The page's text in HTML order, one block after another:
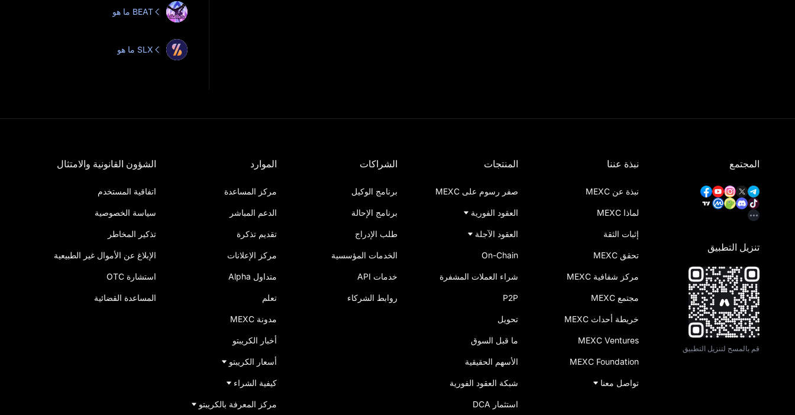
ما هو BEAT
ما هو SLX
المجتمع
تنزيل التطبيق
قم بالمسح لتنزيل التطبيق
نبذة عننا
نبذة عن MEXC
لماذا MEXC
إثبات الثقة
تحقق MEXC
مركز شفافية MEXC
مجتمع MEXC
خريطة أحداث MEXC
MEXC Ventures
MEXC Foundation
تواصل معنا
المنتجات
صفر رسوم على MEXC
العقود الفورية
العقود الآجلة
On-Chain
شراء العملات المشفرة
P2P
تحويل
ما قبل السوق
الأسهم الحقيقية
شبكة العقود الفورية
استثمار DCA
الشراكات
برنامج الوكيل
برنامج الإحالة
طلب الإدراج
الخدمات المؤسسية
خدمات API
روابط الشركاء
الموارد
مركز المساعدة
الدعم المباشر
تقديم تذكرة
مركز الإعلانات
متداول Alpha
تعلم
مدونة MEXC
أخبار الكريبتو
أسعار الكريبتو
كيفية الشراء
مركز المعرفة بالكريبتو
الشؤون القانونية والامتثال
اتفاقية المستخدم
سياسة الخصوصية
تذكير المخاطر
الإبلاغ عن الأموال غير الطبيعية
استشارة OTC
المساعدة القضائية